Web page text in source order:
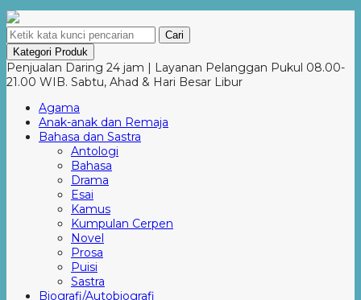
Cari
Kategori Produk
Penjualan Daring 24 jam | Layanan Pelanggan Pukul 08.00-
21.00 WIB. Sabtu, Ahad & Hari Besar Libur
Agama
Anak-anak dan Remaja
Bahasa dan Sastra
Antologi
Bahasa
Drama
Esai
Kamus
Kumpulan Cerpen
Novel
Prosa
Puisi
Sastra
Biografi/Autobiografi